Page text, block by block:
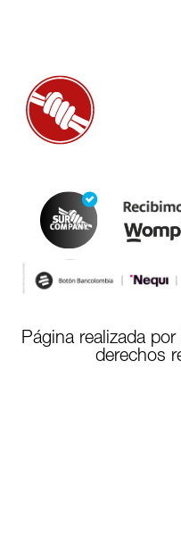
Página realizada
derechos